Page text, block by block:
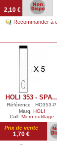
2,10 €
Recommander à
HOLI 353 - SPA...
Référence : HO353-P
Marq. HOLI
Coll. Micro outillage
Prix de vente
1,70 €